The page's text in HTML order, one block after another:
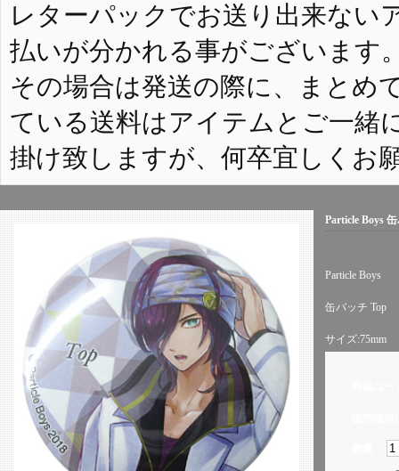
レターパックでお送り出来ない
払いが分かれる事がございます
その場合は発送の際に、まとめ
ている送料はアイテムとご一緒
掛け致しますが、何卒宜しくお
Particle Boys
Particle Boys
缶バッチ Top
サイズ:75mm